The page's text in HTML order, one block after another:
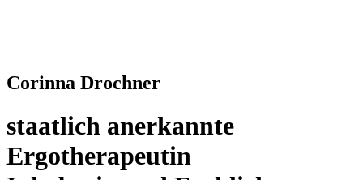
Corinna Drochner
staatlich anerkannte
Ergotherapeutin